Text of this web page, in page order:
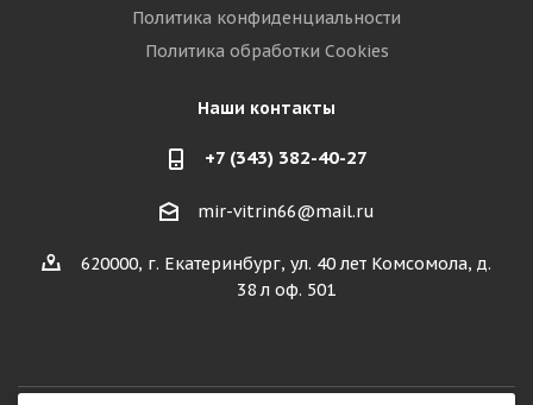
Политика конфиденциальности
Политика обработки Cookies
Наши контакты
+7 (343) 382-40-27
mir-vitrin66@mail.ru
620000, г. Екатеринбург, ул. 40 лет Комсомола, д.
38 л оф. 501